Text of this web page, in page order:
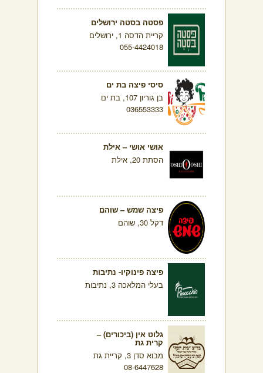
פסטה בסטה ירושלים
קריית הדסה 1, ירושלים
055-4424018
סיסי פיצה בת ים
בן גוריון 107, בת ים
036553333
אושי אושי – אילת
הסתת 20, אילת
פיצה שמש – שוהם
דקל 30, שוהם
פיצה פינוקיו- נתיבות
בעלי המלאכה 3, נתיבות
גלוט אין (ביכורים) –
קרית גת
מבוא סדן 3, קריית גת
08-6447628